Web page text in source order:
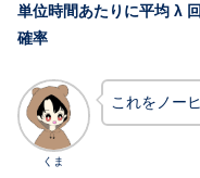
単位時間あたりに平均 λ
確率
くま
これをノー